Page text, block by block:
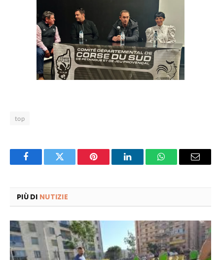
top
FacebookTwitter Pinterest LinkedInWhatsAppEmail
PIÙ DI NUTIZIE